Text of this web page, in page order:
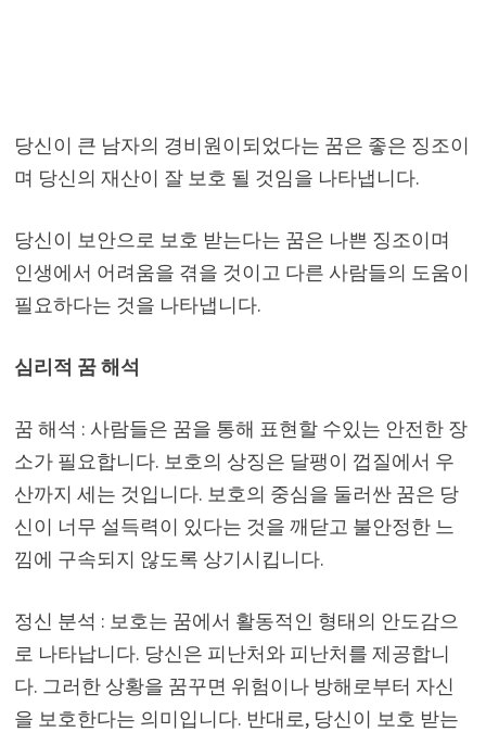
당신이 큰 남자의 경비원이되었다는 꿈은 좋은 징조이
며 당신의 재산이 잘 보호 될 것임을 나타냅니다.
당신이 보안으로 보호 받는다는 꿈은 나쁜 징조이며
인생에서 어려움을 겪을 것이고 다른 사람들의 도움이
필요하다는 것을 나타냅니다.
심리적 꿈 해석
꿈 해석 : 사람들은 꿈을 통해 표현할 수있는 안전한 장
소가 필요합니다. 보호의 상징은 달팽이 껍질에서 우
산까지 세는 것입니다. 보호의 중심을 둘러싼 꿈은 당
신이 너무 설득력이 있다는 것을 깨닫고 불안정한 느
낌에 구속되지 않도록 상기시킵니다.
정신 분석 : 보호는 꿈에서 활동적인 형태의 안도감으
로 나타납니다. 당신은 피난처와 피난처를 제공합니
다. 그러한 상황을 꿈꾸면 위험이나 방해로부터 자신
을 보호한다는 의미입니다. 반대로, 당신이 보호 받는